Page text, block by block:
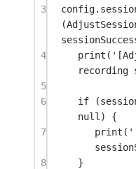
3
(
4
print (
recording
5
6
if
null ) {
7
print (
8
}